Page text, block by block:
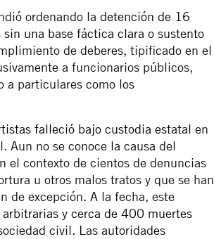
ordenando la detención de 16
sin una base fáctica clara o sustento
de deberes, tipificado en el
a funcionarios públicos,
a particulares como los
falleció bajo custodia estatal en
Aun no se conoce la causa del
el contexto de cientos de denuncias
u otros malos tratos y que se han
de excepción. A la fecha, este
y cerca de 400 muertes
civil. Las autoridades